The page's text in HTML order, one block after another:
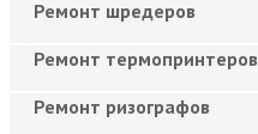
Ремонт шредеров
Ремонт термопринтеров
Ремонт ризографов